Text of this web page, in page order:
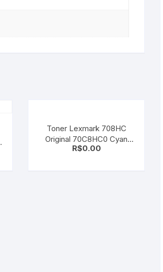
Toner Lexmark 708HC
Original 70C8HC0 Cyan
CS310DN | CS510DE
R$0.00